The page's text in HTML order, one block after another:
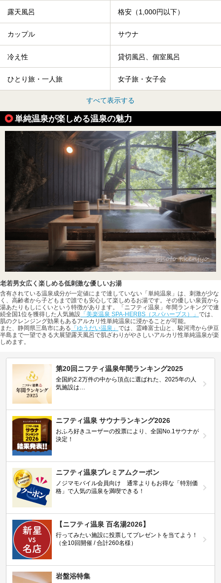
露天風呂 格安（1,000円以下）
カップル サウナ
冷え性 貸切風呂、個室風呂
ひとり旅・一人旅 女子旅・女子会
すべて表示する
単純温泉が楽しめる温泉の魅力
老若男女広く楽しめる低刺激な優しいお湯
含有されている温泉成分が一定値にまで達していない「単純温泉」は、刺激が少な
く、高齢者から子どもまで誰でも安心して楽しめるお湯です。その優しい泉質から
湯あたりもしにくいという特徴があります。「ニフティ温泉」年間ランキングで連
続全国1位を獲得した人気施設 「美楽温泉 SPA-HERBS（スパハーブス）」 では、
肌のクレンジング効果もあるアルカリ性単純温泉に浸かることが可能。
また、静岡県三島市にある 「ゆうだい温泉」 では、霊峰富士山と、駿河湾から伊豆
半島まで一望できる大展望露天風呂で肌ざわりがやさしいアルカリ性単純温泉が楽
しめます。
第20回ニフティ温泉年間ランキング2025
全国約2.2万件の中から頂点に選ばれた、2025年の人
気施設は…
ニフティ温泉 サウナランキング2026
おふろ好きユーザーの投票により、全国No.1サウナが
決定！
ニフティ温泉プレミアムクーポン
ノジマモバイル会員向け 通常よりもお得な「特別価
格」で人気の温泉を満喫できる！
【ニフティ温泉 百名湯2026】
行ってみたい施設に投票してプレゼントを当てよう！
（全10回開催 / 合計260名様）
岩盤浴特集